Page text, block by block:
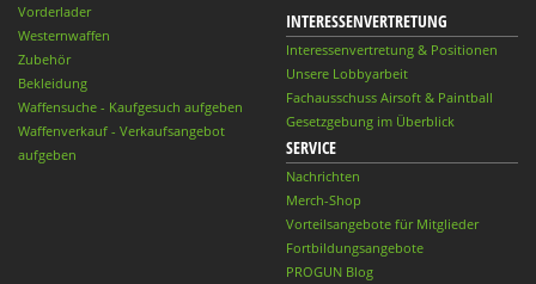
Vorderlader
Westernwaffen
Zubehör
Bekleidung
Waffensuche - Kaufgesuch aufgeben
Waffenverkauf - Verkaufsangebot
aufgeben
INTERESSENVERTRETUNG
Interessenvertretung & Positionen
Unsere Lobbyarbeit
Fachausschuss Airsoft & Paintball
Gesetzgebung im Überblick
SERVICE
Nachrichten
Merch-Shop
Vorteilsangebote für Mitglieder
Fortbildungsangebote
PROGUN Blog